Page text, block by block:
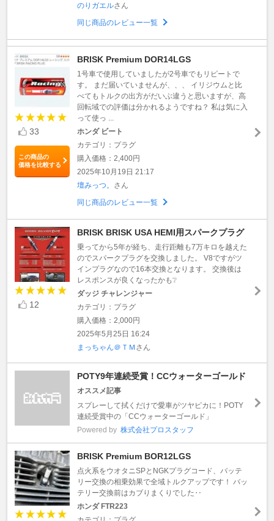
のりガエルさん
同じ商品のレビュー一覧
33
この商品の
価格を比較する
BRISK Premium DOR14LGS
1号車で使用していましたが2号車でもリピートで
す。 まだ届いていませんが、、、 イリジウムと比
べてもトルクの出方がだいぶ違うと思いますが、高
回転域での評価は分かれるようですね？ 私は気に入
って使っ ...
ホンダ ビート
カテゴリ：プラグ
購入価格：2,400円
2025年10月19日 21:17
壇みっつ。 さん
同じ商品のレビュー一覧
12
BRISK BRISK USA HEMI用スパークプラグ
乗ってから5年が経ち、走行距離も7万キロを越えた
のでスパークプラグを交換しました。 V8ですがツ
インプラグなので16本交換となります。 交換後は
レスポンスが良くなったかも❔
ダッジ チャレンジャー
カテゴリ：プラグ
購入価格：2,000円
2025年5月25日 16:24
まっちゃん＠ＴＭ さん
POTY9年連続受賞！CCウォーターゴールド
オススメ記事
スプレーして拭くだけで愛車がツヤピカに！POTY
連続受賞中の「CCウォーターゴールド」
Powered by 株式会社プロスタッフ
BRISK Premium BOR12LGS
点火系をウオタニSPとNGKプラグコード、バッテ
リー交換の相乗効果で全域トルクアップです！ バッ
テリー交換前はカブりまくりでした‥
ホンダ FTR223